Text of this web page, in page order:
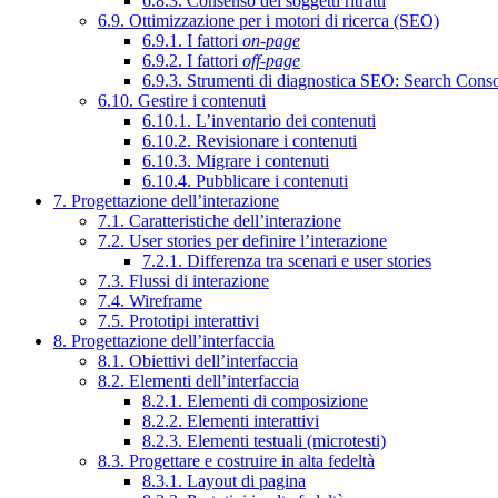
6.9. Ottimizzazione per i motori di ricerca (SEO)
6.9.1. I fattori on-page
6.9.2. I fattori off-page
6.9.3. Strumenti di diagnostica SEO: Search
6.10. Gestire i contenuti
6.10.1. L’inventario dei contenuti
6.10.2. Revisionare i contenuti
6.10.3. Migrare i contenuti
6.10.4. Pubblicare i contenuti
7. Progettazione dell’interazione
7.1. Caratteristiche dell’interazione
7.2. User stories per definire l’interazione
7.2.1. Differenza tra scenari e user stories
7.3. Flussi di interazione
7.4. Wireframe
7.5. Prototipi interattivi
8. Progettazione dell’interfaccia
8.1. Obiettivi dell’interfaccia
8.2. Elementi dell’interfaccia
8.2.1. Elementi di composizione
8.2.2. Elementi interattivi
8.2.3. Elementi testuali (microtesti)
8.3. Progettare e costruire in alta fedeltà
8.3.1. Layout di pagina